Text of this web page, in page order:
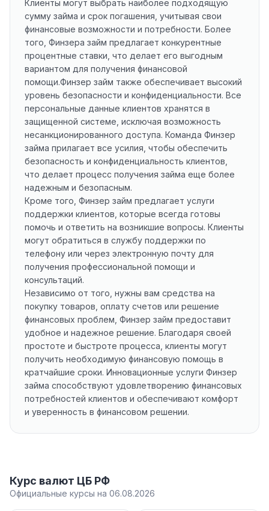
Клиенты могут выбрать наиболее подходящую
сумму займа и срок погашения, учитывая свои
финансовые возможности и потребности. Более
того, Финзера займ предлагает конкурентные
процентные ставки, что делает его выгодным
вариантом для получения финансовой
помощи.Финзер займ также обеспечивает высокий
уровень безопасности и конфиденциальности. Все
персональные данные клиентов хранятся в
защищенной системе, исключая возможность
несанкционированного доступа. Команда Финзер
займа прилагает все усилия, чтобы обеспечить
безопасность и конфиденциальность клиентов,
что делает процесс получения займа еще более
надежным и безопасным.
Кроме того, Финзер займ предлагает услуги
поддержки клиентов, которые всегда готовы
помочь и ответить на возникшие вопросы. Клиенты
могут обратиться в службу поддержки по
телефону или через электронную почту для
получения профессиональной помощи и
консультаций.
Независимо от того, нужны вам средства на
покупку товаров, оплату счетов или решение
финансовых проблем, Финзер займ предоставит
удобное и надежное решение. Благодаря своей
простоте и быстроте процесса, клиенты могут
получить необходимую финансовую помощь в
кратчайшие сроки. Инновационные услуги Финзер
займа способствуют удовлетворению финансовых
потребностей клиентов и обеспечивают комфорт
и уверенность в финансовом решении.
Курс валют ЦБ РФ
Официальные курсы на 06.08.2026